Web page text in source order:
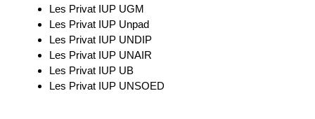
Les Privat IUP UGM
Les Privat IUP Unpad
Les Privat IUP UNDIP
Les Privat IUP UNAIR
Les Privat IUP UB
Les Privat IUP UNSOED